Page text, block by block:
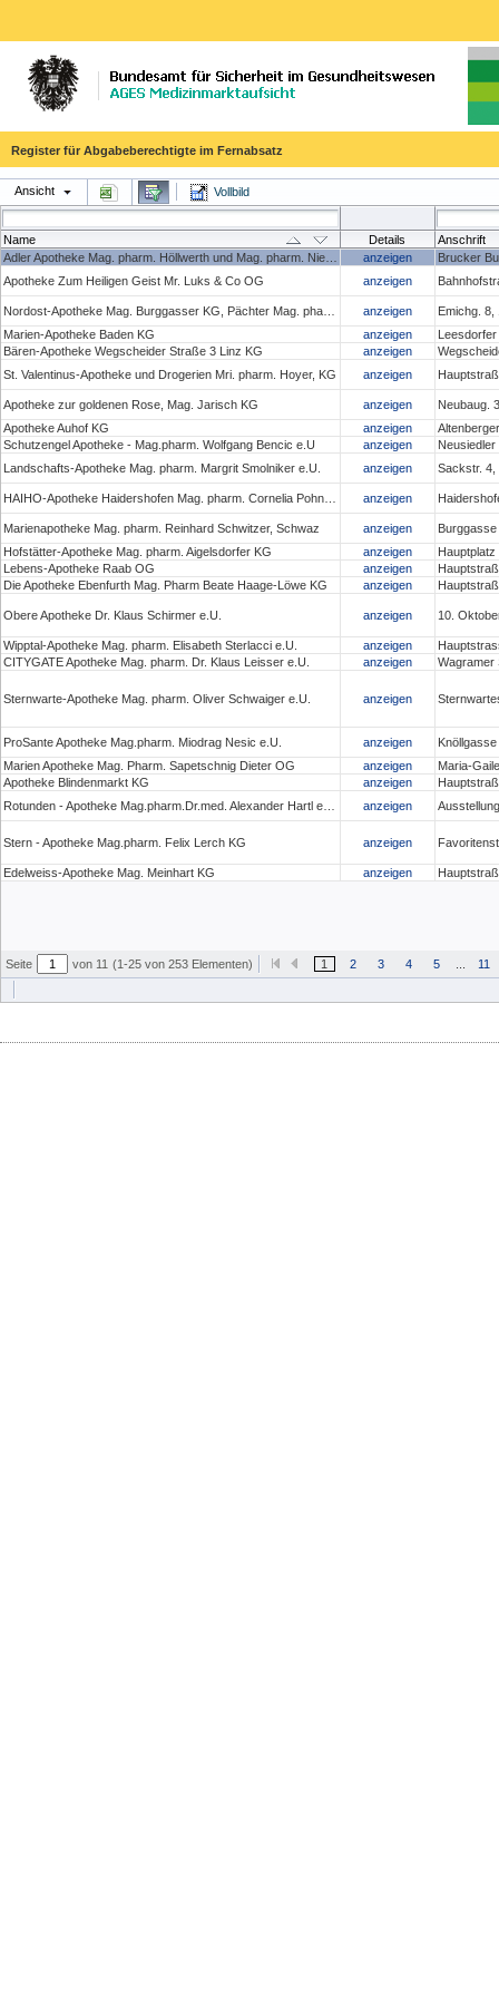
Register für Abgabeberechtigte im Fernabsatz
Ansicht Vollbild
Name Details
Anschrift
anzeigen
Brucker
Apotheke Zum Heiligen Geist Mr. Luks & Co OG
anzeigen
anzeigen
Emichg. 8,
Marien-Apotheke Baden KG
anzeigen
Bären-Apotheke Wegscheider Straße 3 Linz KG
anzeigen
St. Valentinus-Apotheke und Drogerien Mri. pharm. Hoyer, KG
anzeigen
Apotheke zur goldenen Rose, Mag. Jarisch KG anzeigen
Neubaug.
Apotheke Auhof KG
anzeigen
Schutzengel Apotheke - Mag.pharm. Wolfgang Bencic e.U
anzeigen
Landschafts-Apotheke Mag. pharm. Margrit Smolniker e.U.
anzeigen Sackstr. 4,
anzeigen
Marienapotheke Mag. pharm. Reinhard Schwitzer, Schwaz anzeigen
Hofstätter-Apotheke Mag. pharm. Aigelsdorfer KG
anzeigen
Lebens-Apotheke Raab OG
anzeigen
Die Apotheke Ebenfurth Mag. Pharm Beate Haage-Löwe KG
anzeigen
Obere Apotheke Dr. Klaus Schirmer e.U. anzeigen 10.
Wipptal-Apotheke Mag. pharm. Elisabeth Sterlacci e.U. anzeigen
CITYGATE Apotheke Mag. pharm. Dr. Klaus Leisser e.U.
anzeigen Wagramer
Sternwarte-Apotheke Mag. pharm. Oliver Schwaiger e.U. anzeigen
ProSante Apotheke Mag.pharm. Miodrag Nesic e.U. anzeigen
Marien Apotheke Mag. Pharm. Sapetschnig Dieter OG
anzeigen
Maria-
Apotheke Blindenmarkt KG
anzeigen
anzeigen
Stern - Apotheke Mag.pharm. Felix Lerch KG anzeigen
Edelweiss-Apotheke Mag. Meinhart KG anzeigen
Seite von 11 (1-25 von 253 Elementen) 1 2 3 4 5 11